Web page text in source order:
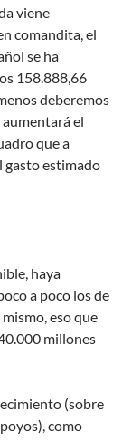
viene
comandita, el
se ha
158.888,66
deberemos
el
que a
gasto estimado
haya
a poco los de
eso que
millones
(sobre
como